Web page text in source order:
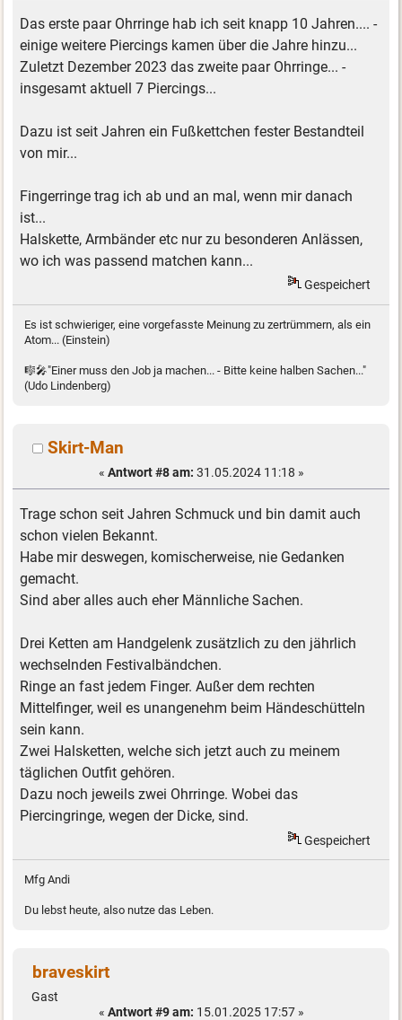
Das erste paar Ohrringe hab ich seit knapp 10 Jahren.... -
einige weitere Piercings kamen über die Jahre hinzu...
Zuletzt Dezember 2023 das zweite paar Ohrringe... -
insgesamt aktuell 7 Piercings...
Dazu ist seit Jahren ein Fußkettchen fester Bestandteil
von mir...
Fingerringe trag ich ab und an mal, wenn mir danach
ist...
Halskette, Armbänder etc nur zu besonderen Anlässen,
wo ich was passend matchen kann...
Gespeichert
Es ist schwieriger, eine vorgefasste Meinung zu zertrümmern, als ein
Atom... (Einstein)
🎼🎤"Einer muss den Job ja machen... - Bitte keine halben Sachen..."
(Udo Lindenberg)
Skirt-Man
« Antwort #8 am: 31.05.2024 11:18 »
Trage schon seit Jahren Schmuck und bin damit auch
schon vielen Bekannt.
Habe mir deswegen, komischerweise, nie Gedanken
gemacht.
Sind aber alles auch eher Männliche Sachen.
Drei Ketten am Handgelenk zusätzlich zu den jährlich
wechselnden Festivalbändchen.
Ringe an fast jedem Finger. Außer dem rechten
Mittelfinger, weil es unangenehm beim Händeschütteln
sein kann.
Zwei Halsketten, welche sich jetzt auch zu meinem
täglichen Outfit gehören.
Dazu noch jeweils zwei Ohrringe. Wobei das
Piercingringe, wegen der Dicke, sind.
Gespeichert
Mfg Andi
Du lebst heute, also nutze das Leben.
braveskirt
Gast
« Antwort #9 am: 15.01.2025 17:57 »